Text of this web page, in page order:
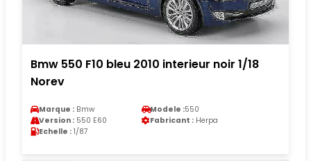
Bmw 550 F10 bleu 2010 interieur noir 1/18
Norev
Marque : Bmw Modele :550
Version : 550 E60 Fabricant : Herpa
Echelle : 1/87